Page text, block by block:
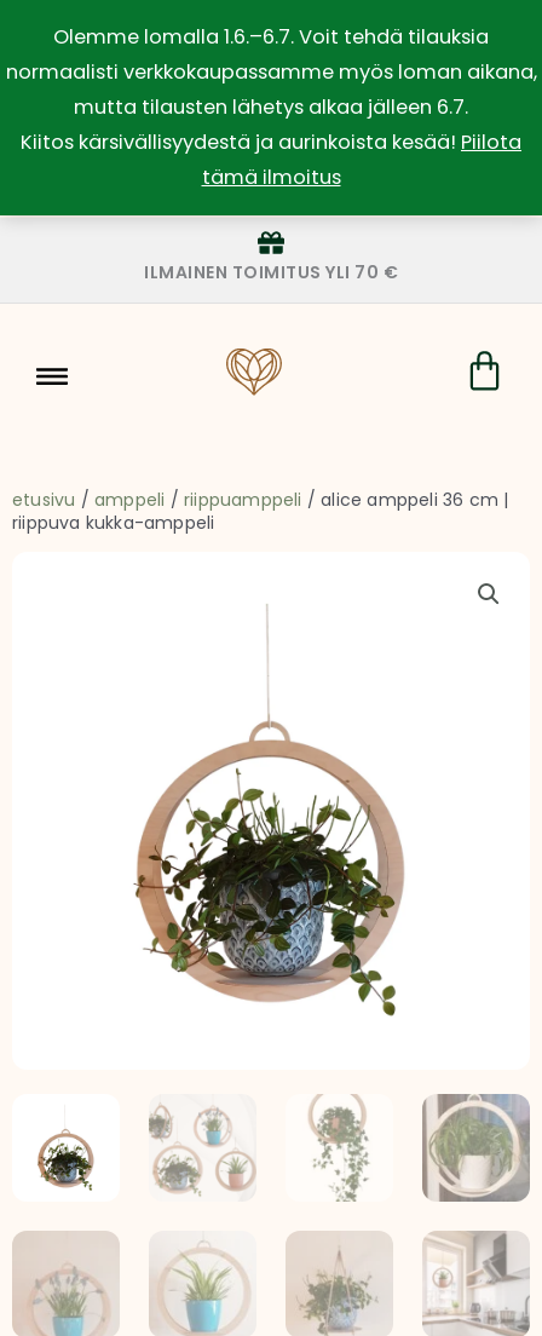
Olemme lomalla 1.6.–6.7. Voit tehdä tilauksia
normaalisti verkkokaupassamme myös loman aikana,
mutta tilausten lähetys alkaa jälleen 6.7.
Kiitos kärsivällisyydestä ja aurinkoista kesää! Piilota
tämä ilmoitus
sisältöön
ILMAINEN TOIMITUS YLI 70 €
etusivu /amppeli /riippuamppeli / alice amppeli 36 cm |
riippuva kukka-amppeli